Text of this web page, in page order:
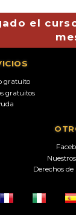
el
gratuito
gratuitos
Derechos